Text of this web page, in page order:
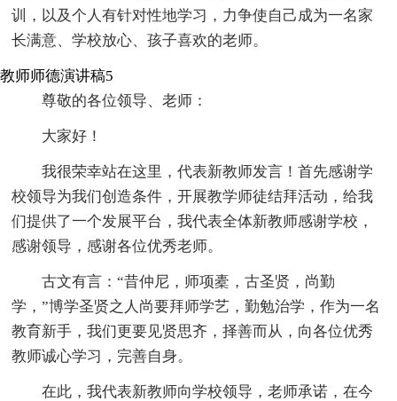
训，以及个人有针对性地学习，力争使自己成为一名家
长满意、学校放心、孩子喜欢的老师。
教师师德演讲稿5
尊敬的各位领导、老师：
大家好！
我很荣幸站在这里，代表新教师发言！首先感谢学
校领导为我们创造条件，开展教学师徒结拜活动，给我
们提供了一个发展平台，我代表全体新教师感谢学校，
感谢领导，感谢各位优秀老师。
古文有言：“昔仲尼，师项橐，古圣贤，尚勤
学，”博学圣贤之人尚要拜师学艺，勤勉治学，作为一名
教育新手，我们更要见贤思齐，择善而从，向各位优秀
教师诚心学习，完善自身。
在此，我代表新教师向学校领导，老师承诺，在今